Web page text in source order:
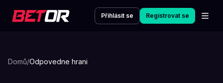
Přihlásit se Registrovat se
Domů/Odpovedne hrani